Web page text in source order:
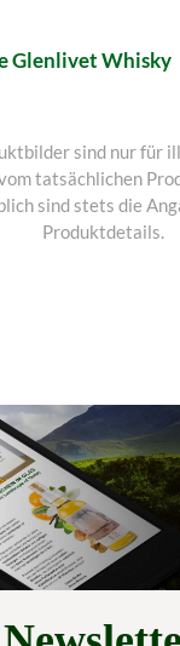
Glenlivet Whisky
sind nur für
tatsächlichen
sind stets die
Produktdetails.